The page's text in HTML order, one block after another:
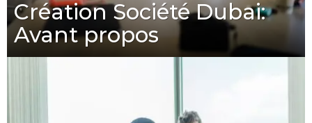
Création Société Dubai:
Avant propos